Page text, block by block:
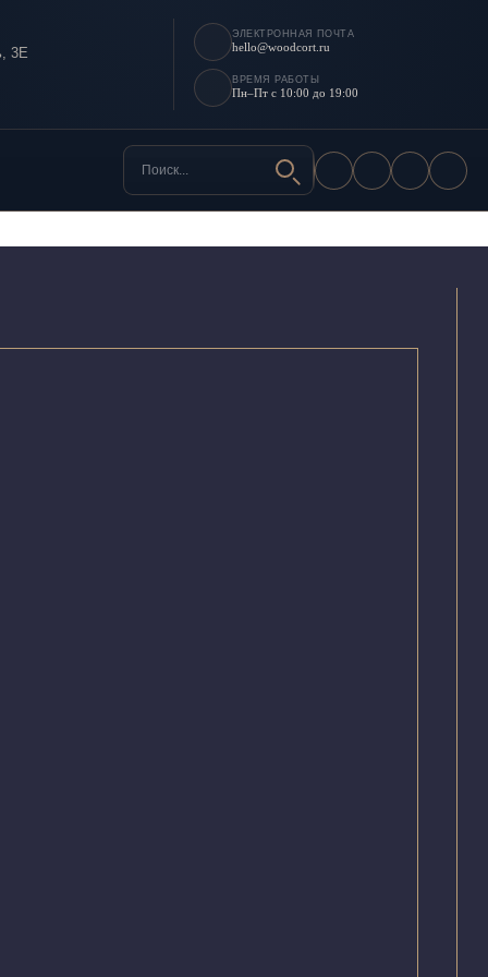
3Е
ЭЛЕКТРОННАЯ ПОЧТА
hello@woodcort.ru
ВРЕМЯ РАБОТЫ
Пн–Пт с 10:00 до 19:00
Поиск по сайту